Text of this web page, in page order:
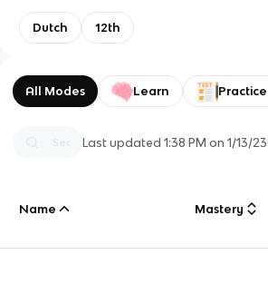
Dutch 12th
All Modes Learn
Last updated1:38 PM on 1/13/23
Name Mastery